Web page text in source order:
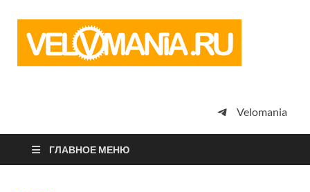
просто
Velomania
ГЛАВНОЕ МЕНЮ